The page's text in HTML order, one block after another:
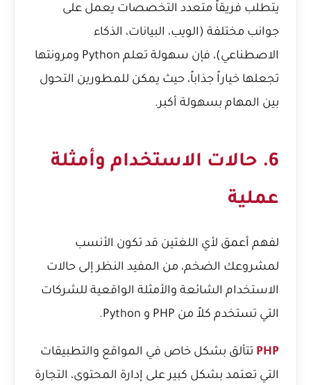
يتطلب فريقاً متعدد التخصصات يعمل على
جوانب مختلفة (الويب، البيانات، الذكاء
الاصطناعي)، فإن سهولة تعلم Python ومرونتها
تجعلها خياراً جذاباً، حيث يمكن للمطورين التحول
بين المهام بسهولة أكبر.
6. حالات الاستخدام وأمثلة
عملية
لفهم أعمق لأي اللغتين قد تكون الأنسب
لمشروعك الضخم، من المفيد النظر إلى حالات
الاستخدام الشائعة والأمثلة الواقعية للشركات
التي تستخدم كلاً من PHP و Python.
PHP تتألق بشكل خاص في المواقع والتطبيقات
التي تعتمد بشكل كبير على إدارة المحتوى، التجارة